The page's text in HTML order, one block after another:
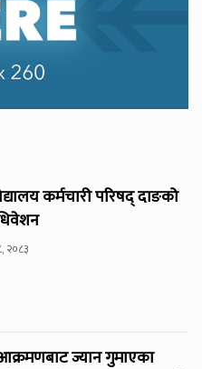
कर्मचारी परिषद् दाङको
२०८३
ज्यान गुमाएका